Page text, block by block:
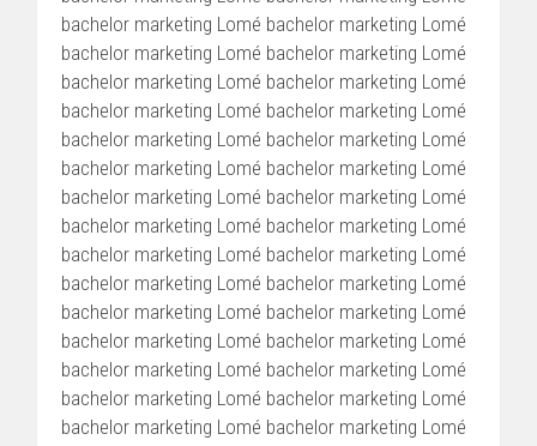
bachelor marketing Lomé bachelor marketing Lomé
bachelor marketing Lomé bachelor marketing Lomé
bachelor marketing Lomé bachelor marketing Lomé
bachelor marketing Lomé bachelor marketing Lomé
bachelor marketing Lomé bachelor marketing Lomé
bachelor marketing Lomé bachelor marketing Lomé
bachelor marketing Lomé bachelor marketing Lomé
bachelor marketing Lomé bachelor marketing Lomé
bachelor marketing Lomé bachelor marketing Lomé
bachelor marketing Lomé bachelor marketing Lomé
bachelor marketing Lomé bachelor marketing Lomé
bachelor marketing Lomé bachelor marketing Lomé
bachelor marketing Lomé bachelor marketing Lomé
bachelor marketing Lomé bachelor marketing Lomé
bachelor marketing Lomé bachelor marketing Lomé